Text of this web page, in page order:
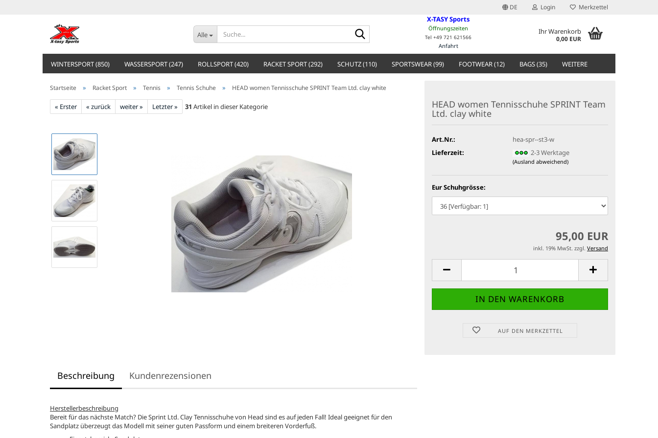
DE Login Merkzettel
Alle
X-TASY Sports
Öffnungszeiten
Tel +49 721 621566
Anfahrt
Ihr Warenkorb
0,00 EUR
WINTERSPORT (850) WASSERSPORT (247) ROLLSPORT (420) RACKET SPORT (292) SCHUTZ (110) SPORTSWEAR (99) FOOTWEAR (12) BAGS (35) WEITERE
Startseite » Racket Sport » Tennis » Tennis Schuhe » HEAD women Tennisschuhe SPRINT Team Ltd. clay white
« Erster « zurück weiter » Letzter » 31 Artikel in dieser Kategorie HEAD women Tennisschuhe SPRINT Team
Ltd. clay white
Art.Nr.:
hea-spr--st3-w
Lieferzeit:
2-3 Werktage
(Ausland abweichend)
Eur Schuhgrösse:
95,00 EUR
inkl. 19% MwSt. zzgl. Versand
AUF DEN MERKZETTEL
Beschreibung Kundenrezensionen
Herstellerbeschreibung
Bereit für das nächste Match? Die Sprint Ltd. Clay Tennisschuhe von Head sind es auf jeden Fall! Ideal geeignet für den
Sandplatz überzeugt das Modell mit seiner guten Passform und einem breiteren Vorderfuß.